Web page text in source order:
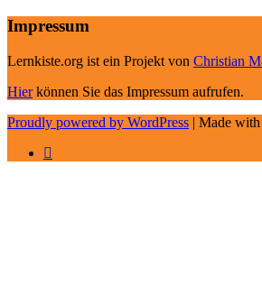
Impressum
Lernkiste.org ist ein Projekt von Christian
Hierkönnen Sie das Impressum aufrufen.
Proudly powered by WordPress | Made